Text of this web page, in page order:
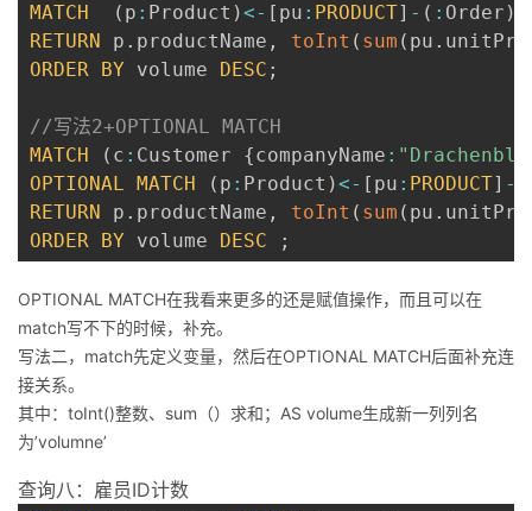
MATCH
( p : Product )<- [ pu : PRODUCT] - ( : Order )
RETURN
p . productName , toInt ( sum ( pu .
ORDER
BY volume DESC ;
//写法2+OPTIONAL MATCH
MATCH
( c : Customer {companyName :
OPTIONAL
MATCH ( p : Product )<- [ pu : PRODUCT] -
RETURN
p . productName , toInt ( sum ( pu .
ORDER
BY volume DESC ;
OPTIONAL MATCH在我看来更多的还是赋值操作，而且可以在
match写不下的时候，补充。
写法二，match先定义变量，然后在OPTIONAL MATCH后面补充连
接关系。
其中：toInt()整数、sum（）求和；AS volume生成新一列列名
为’volumne’
查询八：雇员ID计数